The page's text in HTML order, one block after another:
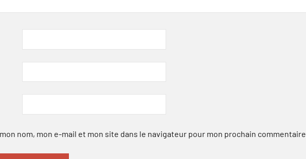
nom, mon e-mail et mon site dans le navigateur pour mon prochain commentaire.